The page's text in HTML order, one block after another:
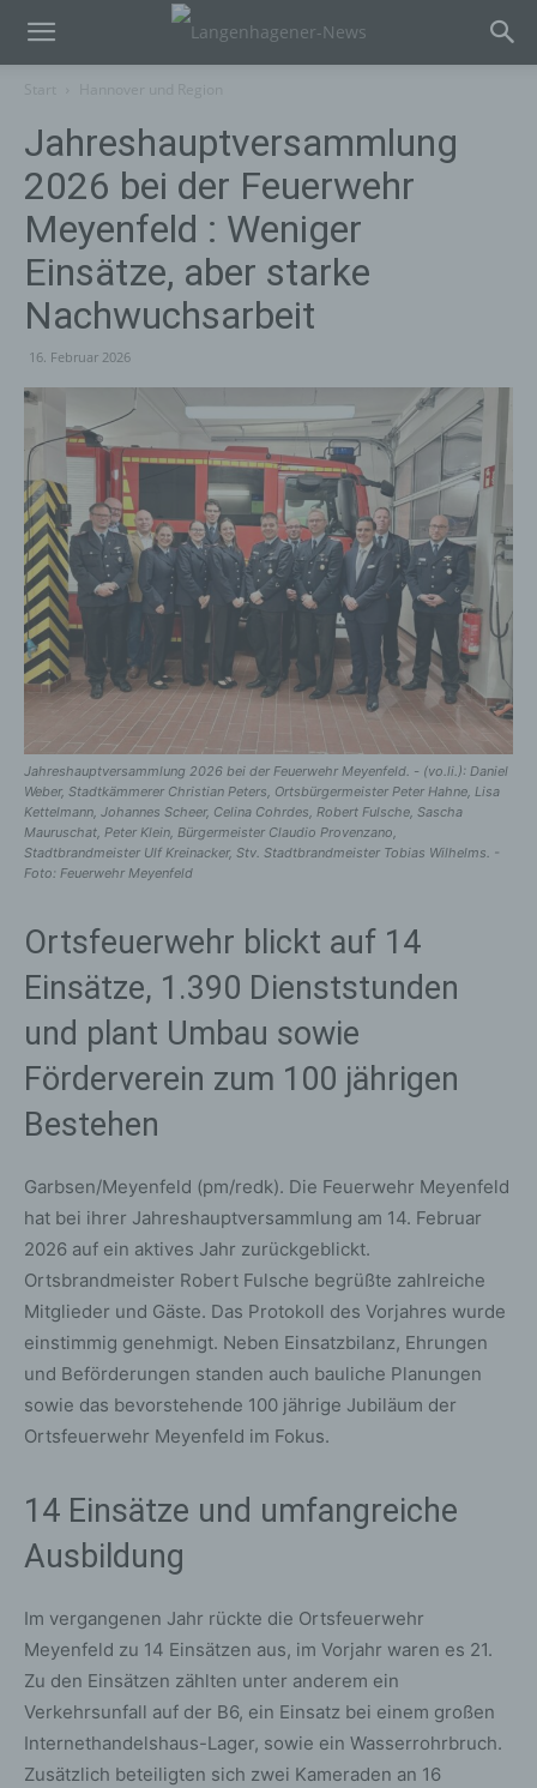
Jahreshauptversammlung
2026 bei der Feuerwehr
Meyenfeld : Weniger
Einsätze, aber starke
Nachwuchsarbeit
16. Februar 2026
Jahreshauptversammlung 2026 bei der Feuerwehr Meyenfeld. - (vo.li.): Daniel
Weber, Stadtkämmerer Christian Peters, Ortsbürgermeister Peter Hahne, Lisa
Kettelmann, Johannes Scheer, Celina Cohrdes, Robert Fulsche, Sascha
Mauruschat, Peter Klein, Bürgermeister Claudio Provenzano,
Stadtbrandmeister Ulf Kreinacker, Stv. Stadtbrandmeister Tobias Wilhelms. -
Foto: Feuerwehr Meyenfeld
Ortsfeuerwehr blickt auf 14
Einsätze, 1.390 Dienststunden
und plant Umbau sowie
Förderverein zum 100 jährigen
Bestehen
Garbsen/Meyenfeld (pm/redk). Die Feuerwehr Meyenfeld
hat bei ihrer Jahreshauptversammlung am 14. Februar
2026 auf ein aktives Jahr zurückgeblickt.
Ortsbrandmeister Robert Fulsche begrüßte zahlreiche
Mitglieder und Gäste. Das Protokoll des Vorjahres wurde
einstimmig genehmigt. Neben Einsatzbilanz, Ehrungen
und Beförderungen standen auch bauliche Planungen
sowie das bevorstehende 100 jährige Jubiläum der
Ortsfeuerwehr Meyenfeld im Fokus.
14 Einsätze und umfangreiche
Ausbildung
Im vergangenen Jahr rückte die Ortsfeuerwehr
Meyenfeld zu 14 Einsätzen aus, im Vorjahr waren es 21.
Zu den Einsätzen zählten unter anderem ein
Verkehrsunfall auf der B6, ein Einsatz bei einem großen
Internethandelshaus-Lager, sowie ein Wasserrohrbruch.
Zusätzlich beteiligten sich zwei Kameraden an 16